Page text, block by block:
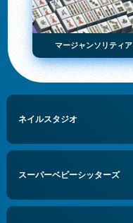
マージャンソリティア
ネイルスタジオ
スーパーベビーシッターズ